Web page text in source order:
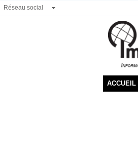
Réseau social
ACCUEIL